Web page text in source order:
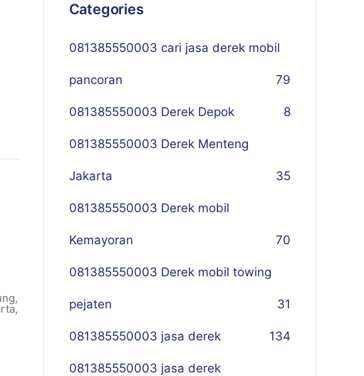
,
,
Categories
081385550003 cari jasa derek mobil
pancoran 79
081385550003 Derek Depok 8
081385550003 Derek Menteng
Jakarta 35
081385550003 Derek mobil
Kemayoran 70
081385550003 Derek mobil towing
pejaten 31
081385550003 jasa derek 134
081385550003 jasa derek